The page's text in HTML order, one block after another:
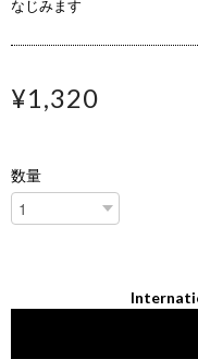
なじみます
¥1,320
数量